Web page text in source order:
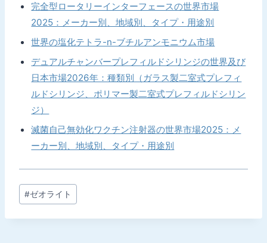
完全型ロータリーインターフェースの世界市場
2025：メーカー別、地域別、タイプ・用途別
世界の塩化テトラ-n-ブチルアンモニウム市場
デュアルチャンバープレフィルドシリンジの世界及び
日本市場2026年：種類別（ガラス製二室式プレフィ
ルドシリンジ、ポリマー製二室式プレフィルドシリン
ジ）
滅菌自己無効化ワクチン注射器の世界市場2025：メ
ーカー別、地域別、タイプ・用途別
投
稿
タ
#ゼオライト